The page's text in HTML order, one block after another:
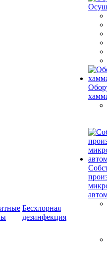
Бесхлорная
дезинфекция